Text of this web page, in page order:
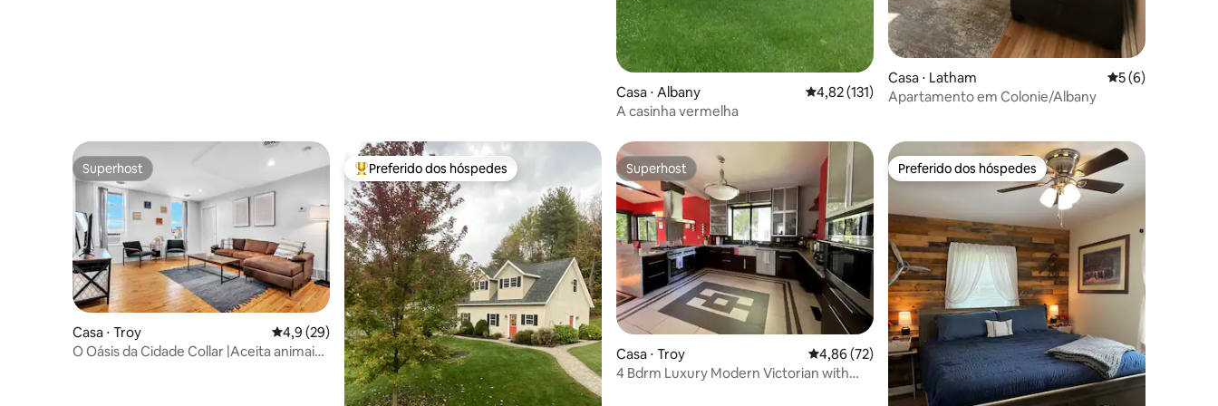
Casa ⋅ Albany 4,82 de uma avaliação média de 5, 131 avaliações
4,82 (131)
A casinha vermelha
Casa ⋅ Latham 5 de uma
5 (6)
Apartamento em Colonie/Albany
Superhost
Superhost
Casa ⋅ Troy 4,9 de uma avaliação média de 5, 29 avaliações
4,9 (29)
O Oásis da Cidade Collar |Aceita animais
Entre os melhores preferidos dos hóspedes
Preferido dos hóspedes Superhost
Superhost
Casa ⋅ Troy 4,86 de uma avaliação média de 5, 72 avaliações
4,86 (72)
4 Bdrm Luxury Modern Victorian with
Preferido dos hóspedes
Preferido dos hóspedes